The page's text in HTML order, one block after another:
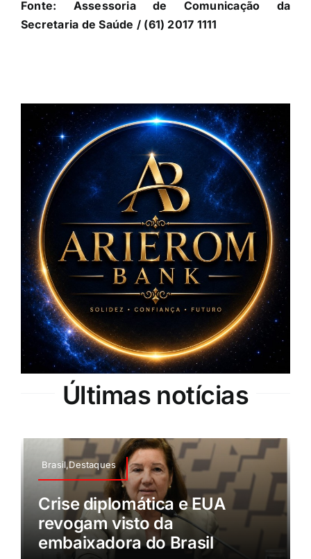
Fonte: Assessoria de Comunicação da
Secretaria de Saúde / (61) 2017 1111
Últimas notícias
Brasil,Destaques
Crise diplomática e EUA
revogam visto da
embaixadora do Brasil